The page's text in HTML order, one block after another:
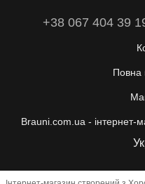
+38 067 404 39
Повна
Brauni.com.ua - інтернет-